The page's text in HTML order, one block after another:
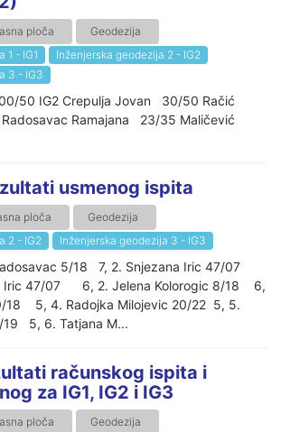
ploča
Geodezija
1 - IG1
Inženjerska geodezija 2 - IG2
3 - IG3
50 IG2 Crepulja Jovan 30/50 Račić
Ramajana 23/35 Maličević
usmenog ispita
ploča
Geodezija
2 - IG2
Inženjerska geodezija 3 - IG3
5/18 7, 2. Snjezana Iric 47/07
Iric 47/07 6, 2. Jelena Kolorogic 8/18 6,
5, 4. Radojka Milojevic 20/22 5, 5.
5, 6. Tatjana M...
računskog ispita i
za IG1, IG2 i IG3
ploča
Geodezija